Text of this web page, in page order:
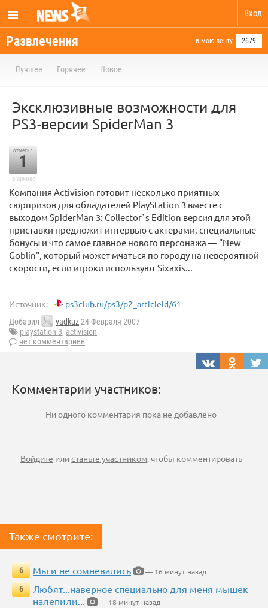
Вход
Развлечения в мою ленту 2679
Лучшее Горячее Новое
Эксклюзивные возможности для
PS3-версии SpiderMan 3
отметил
1
в архиве
Компания Activision готовит несколько приятных
сюрпризов для обладателей PlayStation 3 вместе с
выходом SpiderMan 3: Collector`s Edition версия для этой
приставки предложит интервью с актерами, специальные
бонусы и что самое главное нового персонажа — "New
Goblin", который может мчаться по городу на невероятной
скорости, если игроки используют Sixaxis...
Источник: ps3club.ru/ps3/p2_articleid/61
Добавил vadkuz24 Февраля 2007
playstation 3, activision
нет комментариев
Комментарии участников:
Ни одного комментария пока не добавлено
Войдите илистаньте участником, чтобы комментировать
Также смотрите:
6 Мы и не сомневались
— 16 минут назад
6
Любят...наверное специально для меня мышек
налепили...
— 18 минут назад